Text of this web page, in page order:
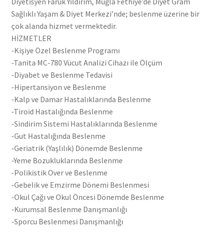
Sağlıklı Yaşam & Diyet Merkezi’nde; beslenme üzerine bir
çok alanda hizmet vermektedir.
HİZMETLER
-Kişiye Özel Beslenme Programı
-Tanita MC-780 Vücut Analizi Cihazı ile Ölçüm
-Diyabet ve Beslenme Tedavisi
-Hipertansiyon ve Beslenme
-Kalp ve Damar Hastalıklarında Beslenme
-Tiroid Hastalığında Beslenme
-Sindirim Sistemi Hastalıklarında Beslenme
-Gut Hastalığında Beslenme
-Geriatrik (Yaşlılık) Dönemde Beslenme
-Yeme Bozukluklarında Beslenme
-Polikistik Over ve Beslenme
-Gebelik ve Emzirme Dönemi Beslenmesi
-Okul Çağı ve Okul Öncesi Dönemde Beslenme
-Kurumsal Beslenme Danışmanlığı
-Sporcu Beslenmesi Danışmanlığı